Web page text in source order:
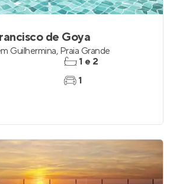
de Goya
Guilhermina, Praia Grande
1 e 2
1